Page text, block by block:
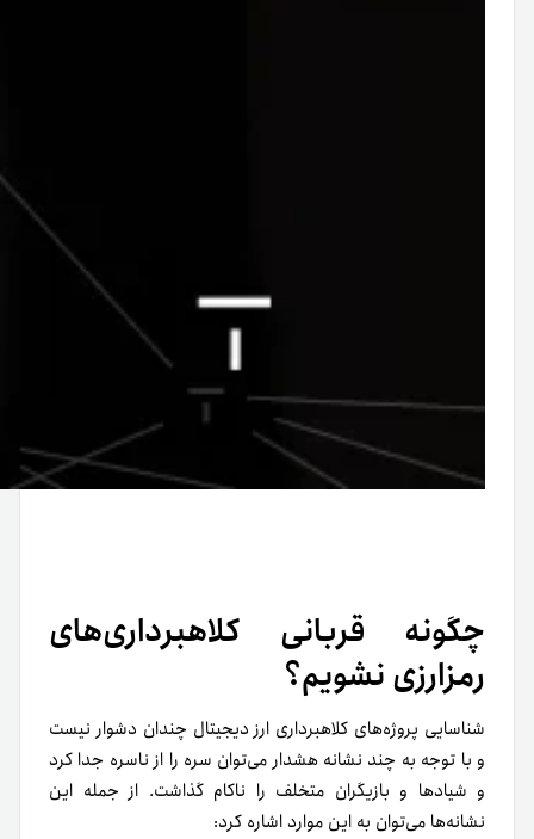
چگونه قربانی کلاهبرداری‌های
رمزارزی نشویم؟
شناسایی پروژه‌های کلاهبرداری ارز دیجیتال چندان دشوار نیست
و با توجه به چند نشانه هشدار می‌توان سره را از ناسره جدا کرد
و شیادها و بازیگران متخلف را ناکام گذاشت. از جمله این
نشانه‌ها می‌توان به این موارد اشاره کرد: